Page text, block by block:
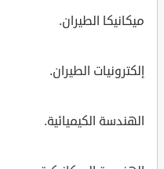
ميكانيكا الطيران.
إلكترونيات الطيران.
الهندسة الكيميائية.